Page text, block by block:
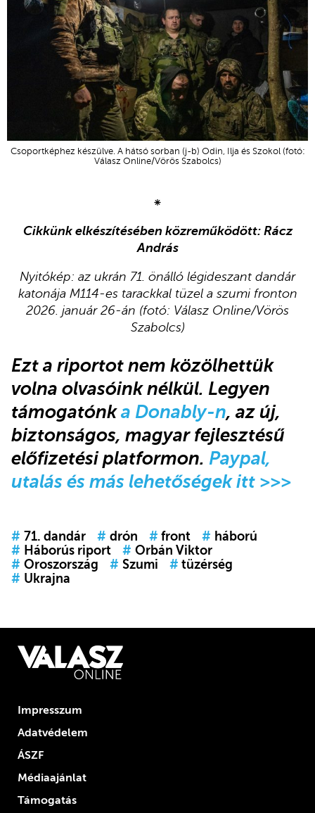
Csoportképhez készülve. A hátsó sorban (j-b) Odin, Ilja és Szokol (fotó:
Válasz Online/Vörös Szabolcs)
⁕
Cikkünk elkészítésében közreműködött: Rácz
András
Nyitókép: az ukrán 71. önálló légideszant dandár
katonája M114-es tarackkal tüzel a szumi fronton
2026. január 26-án (fotó: Válasz Online/Vörös
Szabolcs)
Ezt a riportot nem közölhettük
volna olvasóink nélkül. Legyen
támogatónka Donably-n, az új,
biztonságos, magyar fejlesztésű
előfizetési platformon. Paypal,
utalás és más lehetőségek itt >>>
# 71. dandár # drón # front # háború
# Háborús riport # Orbán Viktor
# Oroszország # Szumi # tüzérség
# Ukrajna
Impresszum
Adatvédelem
ÁSZF
Médiaajánlat
Támogatás